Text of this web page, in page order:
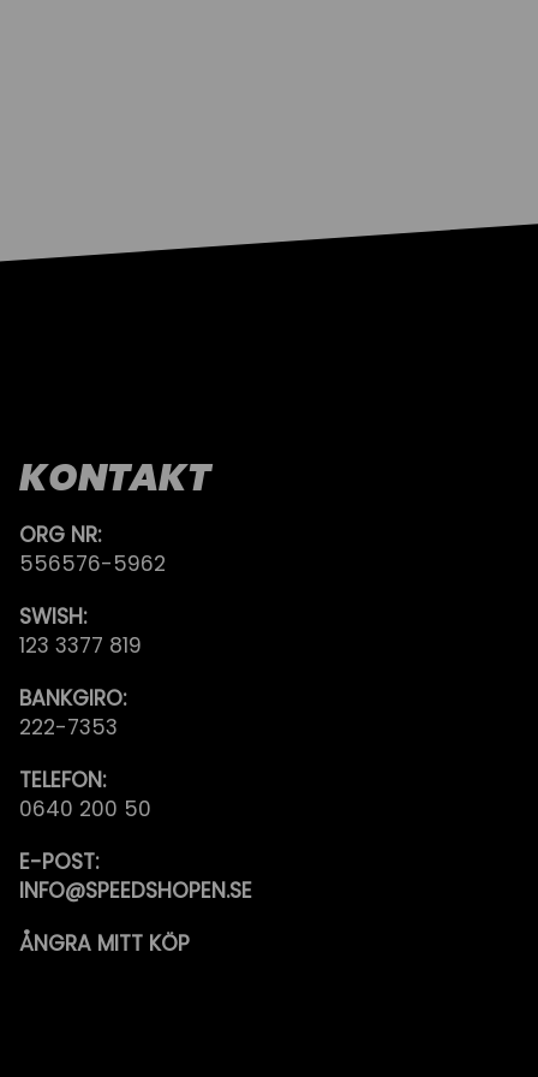
KONTAKT
ORG NR:
556576-5962
SWISH:
123 3377 819
BANKGIRO:
222-7353
TELEFON:
0640 200 50
E-POST:
INFO@SPEEDSHOPEN.SE
ÅNGRA MITT KÖP